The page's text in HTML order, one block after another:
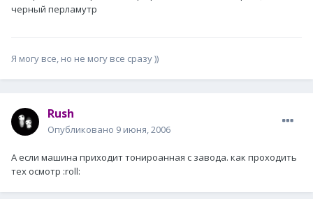
черный перламутр
Я могу все, но не могу все сразу ))
Rush
Опубликовано 9 июня, 2006
А если машина приходит тонироанная с завода. как проходить
тех осмотр :roll: